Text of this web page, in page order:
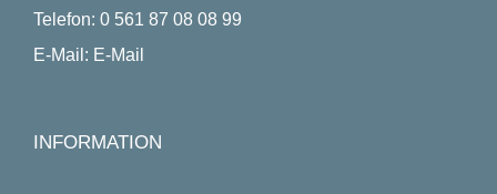
Telefon: 0 561 87 08 08 99
E-Mail: E-Mail
INFORMATION